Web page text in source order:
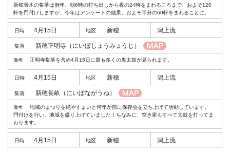
新穂青木の集落は例年、朝6時の打ち出しから夜の24時をまわるころまで、およそ120
軒を門付けしますが、今年はアンケートの結果、およそ半分の60軒をまわることに。
潟上流
4月15日 新穂
新穂正明寺（にいぼしょうみょうじ）
正明寺集落を含め4月15日に最も多くの鬼太鼓が見られます。
潟上流
4月15日 新穂
新穂長畝 （にいぼながうね）
地域のまつりを絶やすまいと何年か前に保存会を立ち上げて活動しています。
門付けを行い、地域を盛り上げていました！ちなみに、空き家もすべて太鼓を打ってま
わります。
潟上流
4月15日 新穂